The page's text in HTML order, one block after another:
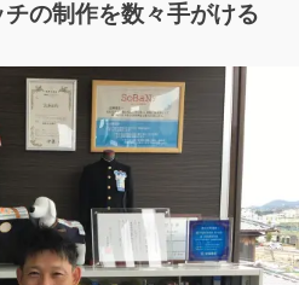
の制作を数々手がける